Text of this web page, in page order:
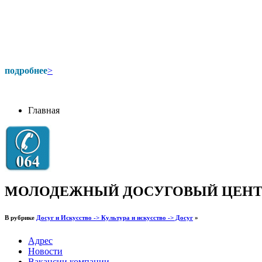
подробнее>
Главная
МОЛОДЕЖНЫЙ ДОСУГОВЫЙ
В рубрике Досуг и Искусство -> Культура и искусство -> Досуг »
Адрес
Новости